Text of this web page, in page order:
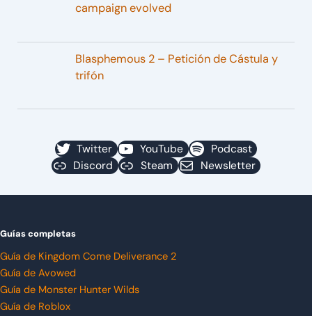
campaign evolved
Blasphemous 2 – Petición de Cástula y
trifón
Twitter YouTube
Podcast
Discord
Steam Newsletter
Guías completas
Guía de Kingdom Come Deliverance 2
Guía de Avowed
Guía de Monster Hunter Wilds
Guía de Roblox